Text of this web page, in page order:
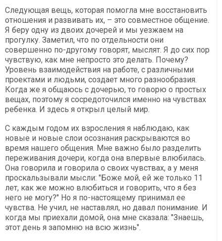
Следующая вещь, которая помогла мне восстановить
отношения и развивать их, – это совместное общение.
Я беру одну из двоих дочерей и мы уезжаем на
прогулку. Заметил, что по отдельности они
совершенно по-другому говорят, мыслят. Я до сих пор
чувствую, как мне непросто это делать. Почему?
Уровень взаимодействия на работе, с различными
проектами и людьми, создает много разнообразия.
Когда же я общаюсь с дочерью, то говорю о простых
вещах, поэтому я сосредоточился именно на чувствах
ребенка. И здесь я открыл целый мир.
С каждым годом их взросления я наблюдаю, как
новые и новые слои осознания раскрываются во
время нашего общения. Мне важно было разделить
переживания дочери, когда она впервые влюбилась.
Она говорила и говорила о своих чувствах, а у меня
проскальзывали мысли: "Боже мой, ей же только 11
лет, как же можно влюбиться и говорить, что я без
него не могу?" Но я по-настоящему принимал ее
чувства. Не учил, не наставлял, но давал понимание. И
когда мы приехали домой, она мне сказала: "Знаешь,
этот день я запомню на всю жизнь".